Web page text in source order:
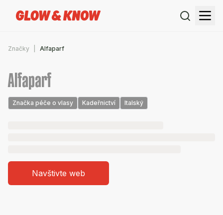
Značky Alfaparf
Alfaparf
Značka péče o vlasy Kadeřnictví Italský
Navštivte web